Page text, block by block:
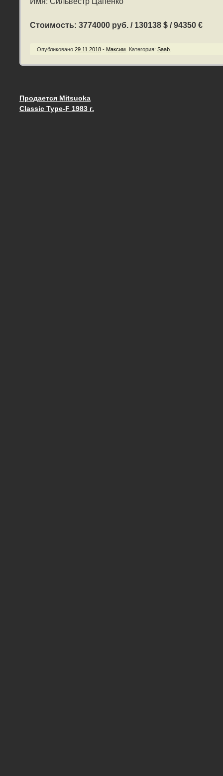
Стоимость: 3774000 руб. / 130138 $ / 94350 €
Опубликовано 29.11.2018 - Максим Категория: Saab
Запись навигация
Продается Mitsuoka
Classic Type-F 1983 г.